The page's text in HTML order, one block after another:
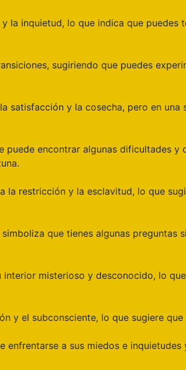
la inquietud, lo que indica que
sugiriendo que puedes
satisfacción y la cosecha, pero en
encontrar algunas dificultades
la restricción y la esclavitud, lo que
que tienes algunas
misterioso y desconocido, lo
y el subconsciente, lo que sugiere
enfrentarse a sus miedos e